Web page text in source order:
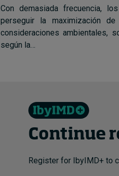
Con demasiada frecuencia,
perseguir la maximización
consideraciones ambientales,
según la…
Continue
Register for IbyIMD+ to